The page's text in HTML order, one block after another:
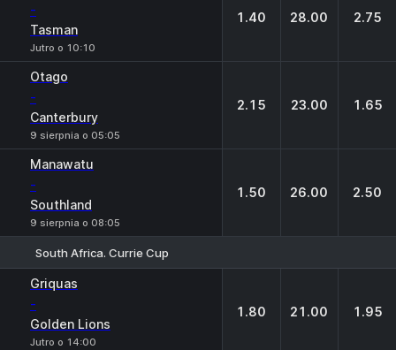
-
Tasman
Jutro o 10:10
1.40 28.00 2.75
Otago
-
Canterbury
9 sierpnia o 05:05
2.15 23.00 1.65
Manawatu
-
Southland
9 sierpnia o 08:05
1.50 26.00 2.50
South Africa. Currie Cup
Griquas
-
Golden Lions
Jutro o 14:00
1.80 21.00 1.95